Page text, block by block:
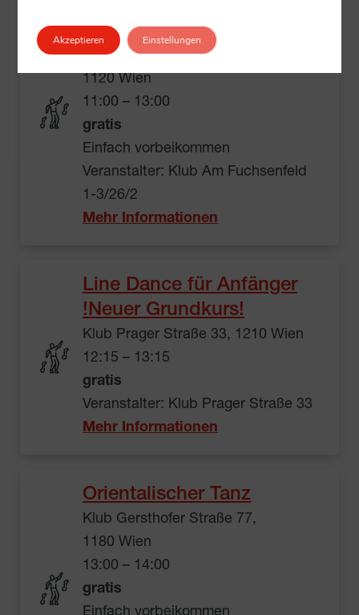
Igor
Klub Am Fuchsenfeld 1-3/26/2,
1120 Wien
11:00 – 13:00
gratis
Einfach vorbeikommen
Veranstalter: Klub Am Fuchsenfeld
1-3/26/2
Mehr Informationen
Line Dance für Anfänger
!Neuer Grundkurs!
Klub Prager Straße 33, 1210 Wien
12:15 – 13:15
gratis
Veranstalter: Klub Prager Straße 33
Mehr Informationen
Orientalischer Tanz
Klub Gersthofer Straße 77,
1180 Wien
13:00 – 14:00
gratis
Akzeptieren Einstellungen